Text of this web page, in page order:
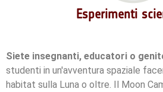
Esperimenti
Siete insegnanti, educatori o
studenti in un'avventura spaziale
habitat sulla Luna o oltre. Il Moon